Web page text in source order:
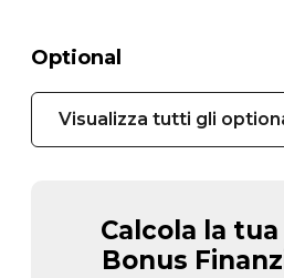
Optional
Visualizza tutti gli
Calcola la
Bonus